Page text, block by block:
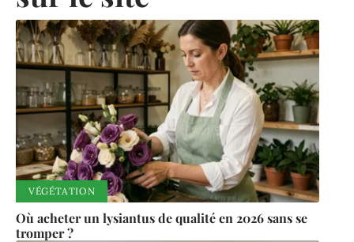
VÉGÉTATION
Où acheter un lysiantus de qualité en 2026 sans se
tromper ?